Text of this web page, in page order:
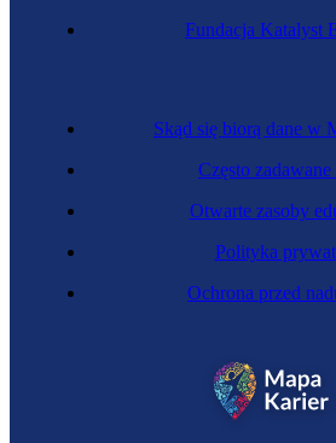
Skąd się biorą dane w
Często zadawane
Otwarte zasoby
Polityka
Ochrona przed
Fundacja Katalyst